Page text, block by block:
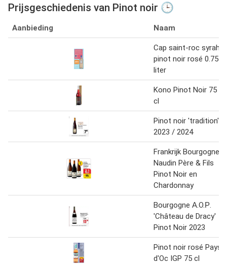
Prijsgeschiedenis van Pinot noir 🕒
Aanbieding Naam
Cap saint-roc syrah
pinot noir rosé 0.75
liter
Kono Pinot Noir 75
cl
Pinot noir 'tradition'
2023 / 2024
Frankrijk Bourgogne
Naudin Père & Fils
Pinot Noir en
Chardonnay
Bourgogne А.O.Р.
'Château de Dracy'
Pinot Noir 2023
Pinot noir rosé Pays
d'Oc IGP 75 cl